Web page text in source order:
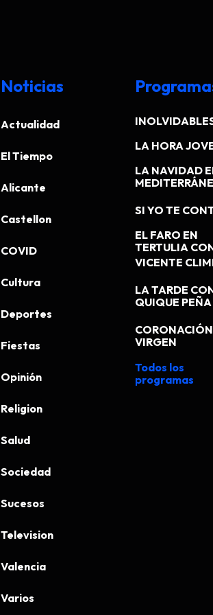
Noticias
Actualidad
El Tiempo
Alicante
Castellon
COVID
Cultura
Deportes
Fiestas
Opinión
Religion
Salud
Sociedad
Sucesos
Television
Valencia
Varios
LA HORA
LA NAVIDAD
SI YO TE
EL FARO EN
TERTULIA
VICENTE
LA TARDE
QUIQUE PEÑA
VIRGEN
Todos los
programas